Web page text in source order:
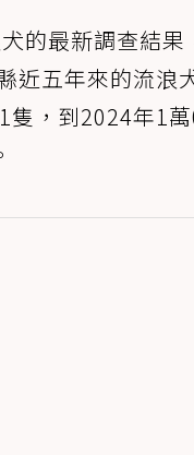
的最新調查結
近五年來的流浪
，到2024年1